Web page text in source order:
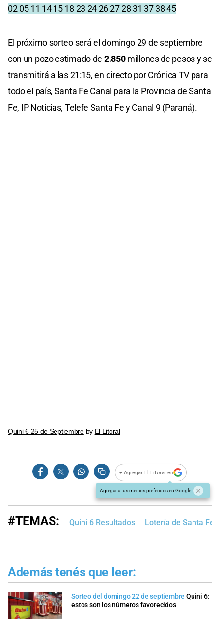
02 05 11 14 15 18 23 24 26 27 28 31 37 38 45
El próximo sorteo será el domingo 29 de septiembre
con un pozo estimado de 2.850millones de pesos y se
transmitirá a las 21:15, en directo por Crónica TV para
todo el país, Santa Fe Canal para la Provincia de Santa
Fe, IP Noticias, Telefe Santa Fe y Canal 9 (Paraná).
Quini 6 25 de Septiembreby El Litoral
+ Agregar El Litoral en
Agregar a tus medios preferidos en Google
#TEMAS: Quini 6 Resultados Lotería de Santa Fe
Además tenés que leer:
Sorteo del domingo 22 de septiembre Quini 6:
estos son los números favorecidos